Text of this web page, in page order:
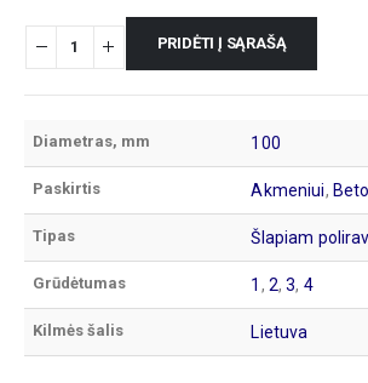
PRIDĖTI Į SĄRAŠĄ
Diametras, mm 100
Paskirtis Akmeniui,
Tipas Šlapiam
Grūdėtumas 1 , 2,3, 4
Kilmės šalis Lietuva